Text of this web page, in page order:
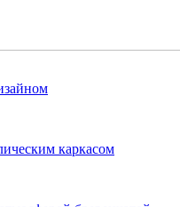
каркасом